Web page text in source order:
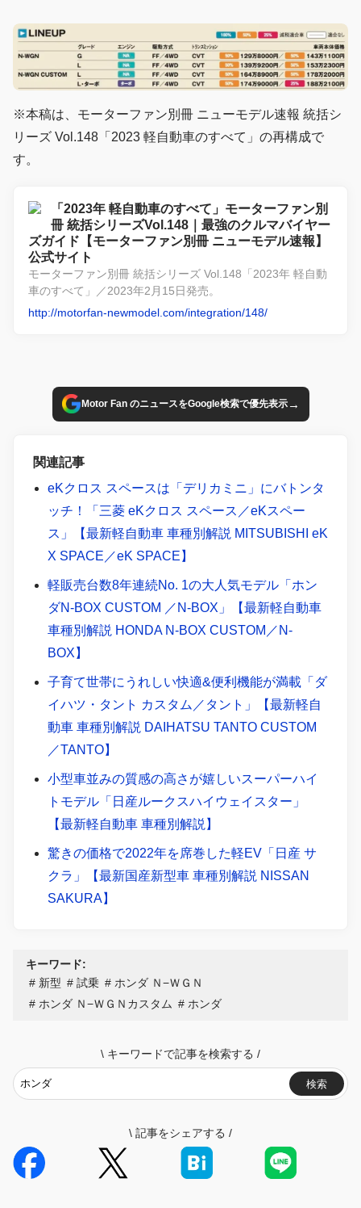
※本稿は、モーターファン別冊 ニューモデル速報 統括シ
リーズ Vol.148「2023 軽自動車のすべて」の再構成で
す。
「2023年 軽自動車のすべて」モーターファン別
冊 統括シリーズVol.148｜最強のクルマバイヤー
ズガイド【モーターファン別冊 ニューモデル速報】
公式サイト
モーターファン別冊 統括シリーズ Vol.148「2023年 軽自動
車のすべて」／2023年2月15日発売。
http://motorfan-newmodel.com/integration/148/
Motor Fan のニュースをGoogle検索で優先表示→
関連記事
eKクロス スペースは「デリカミニ」にバトンタ
ッチ！「三菱 eKクロス スペース／eKスペー
ス」【最新軽自動車 車種別解説 MITSUBISHI eK
X SPACE／eK SPACE】
軽販売台数8年連続No. 1の大人気モデル「ホン
ダN-BOX CUSTOM ／N-BOX」【最新軽自動車
車種別解説 HONDA N-BOX CUSTOM／N-
BOX】
子育て世帯にうれしい快適&便利機能が満載「ダ
イハツ・タント カスタム／タント」【最新軽自
動車 車種別解説 DAIHATSU TANTO CUSTOM
／TANTO】
小型車並みの質感の高さが嬉しいスーパーハイ
トモデル「日産ルークスハイウェイスター」
【最新軽自動車 車種別解説】
驚きの価格で2022年を席巻した軽EV「日産 サ
クラ」【最新国産新型車 車種別解説 NISSAN
SAKURA】
キーワード:
新型
試乗
ホンダ Ｎ−ＷＧＮ
ホンダ Ｎ−ＷＧＮカスタム
ホンダ
\ キーワードで記事を検索する /
検索
\ 記事をシェアする /